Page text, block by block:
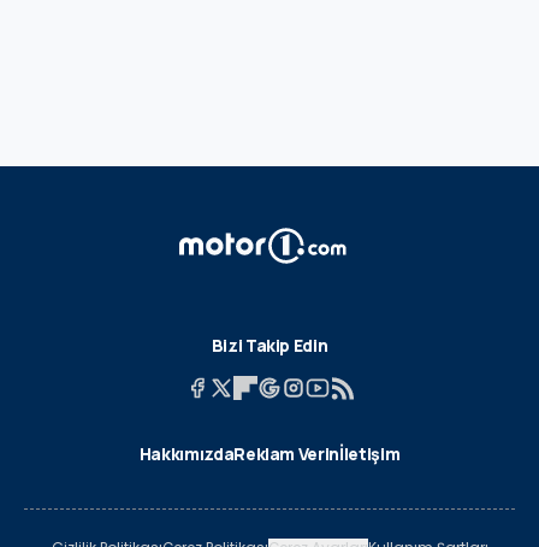
Bizi Takip Edin
HakkımızdaReklam Verinİletişim